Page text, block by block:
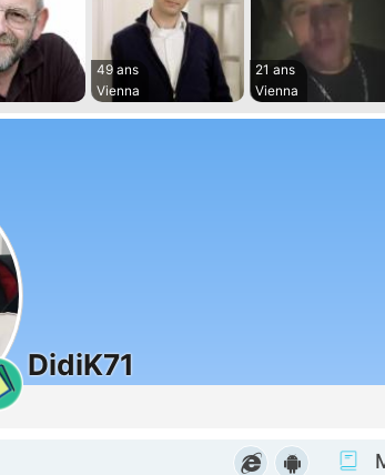
49 ans
Vienna
21 ans
Vienna
DidiK71